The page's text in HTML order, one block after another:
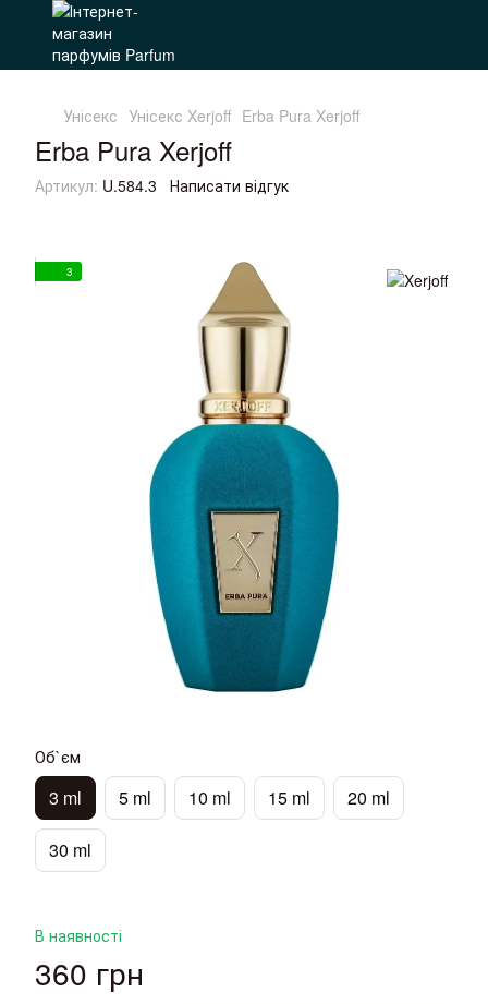
Унісекс Унісекс Xerjoff Erba Pura Xerjoff
Erba Pura Xerjoff
Артикул: U.584.3 Написати відгук
3
Об`єм
3 ml 5 ml 10 ml 15 ml 20 ml
30 ml
В наявності
360 грн